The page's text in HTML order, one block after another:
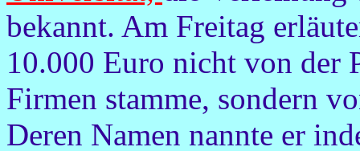
bekannt. Am Freitag
10.000 Euro nicht von der
Firmen stamme, sondern
Deren Namen nannte er